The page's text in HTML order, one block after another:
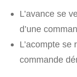
L’avance se
d’une
L’acompte se
commande